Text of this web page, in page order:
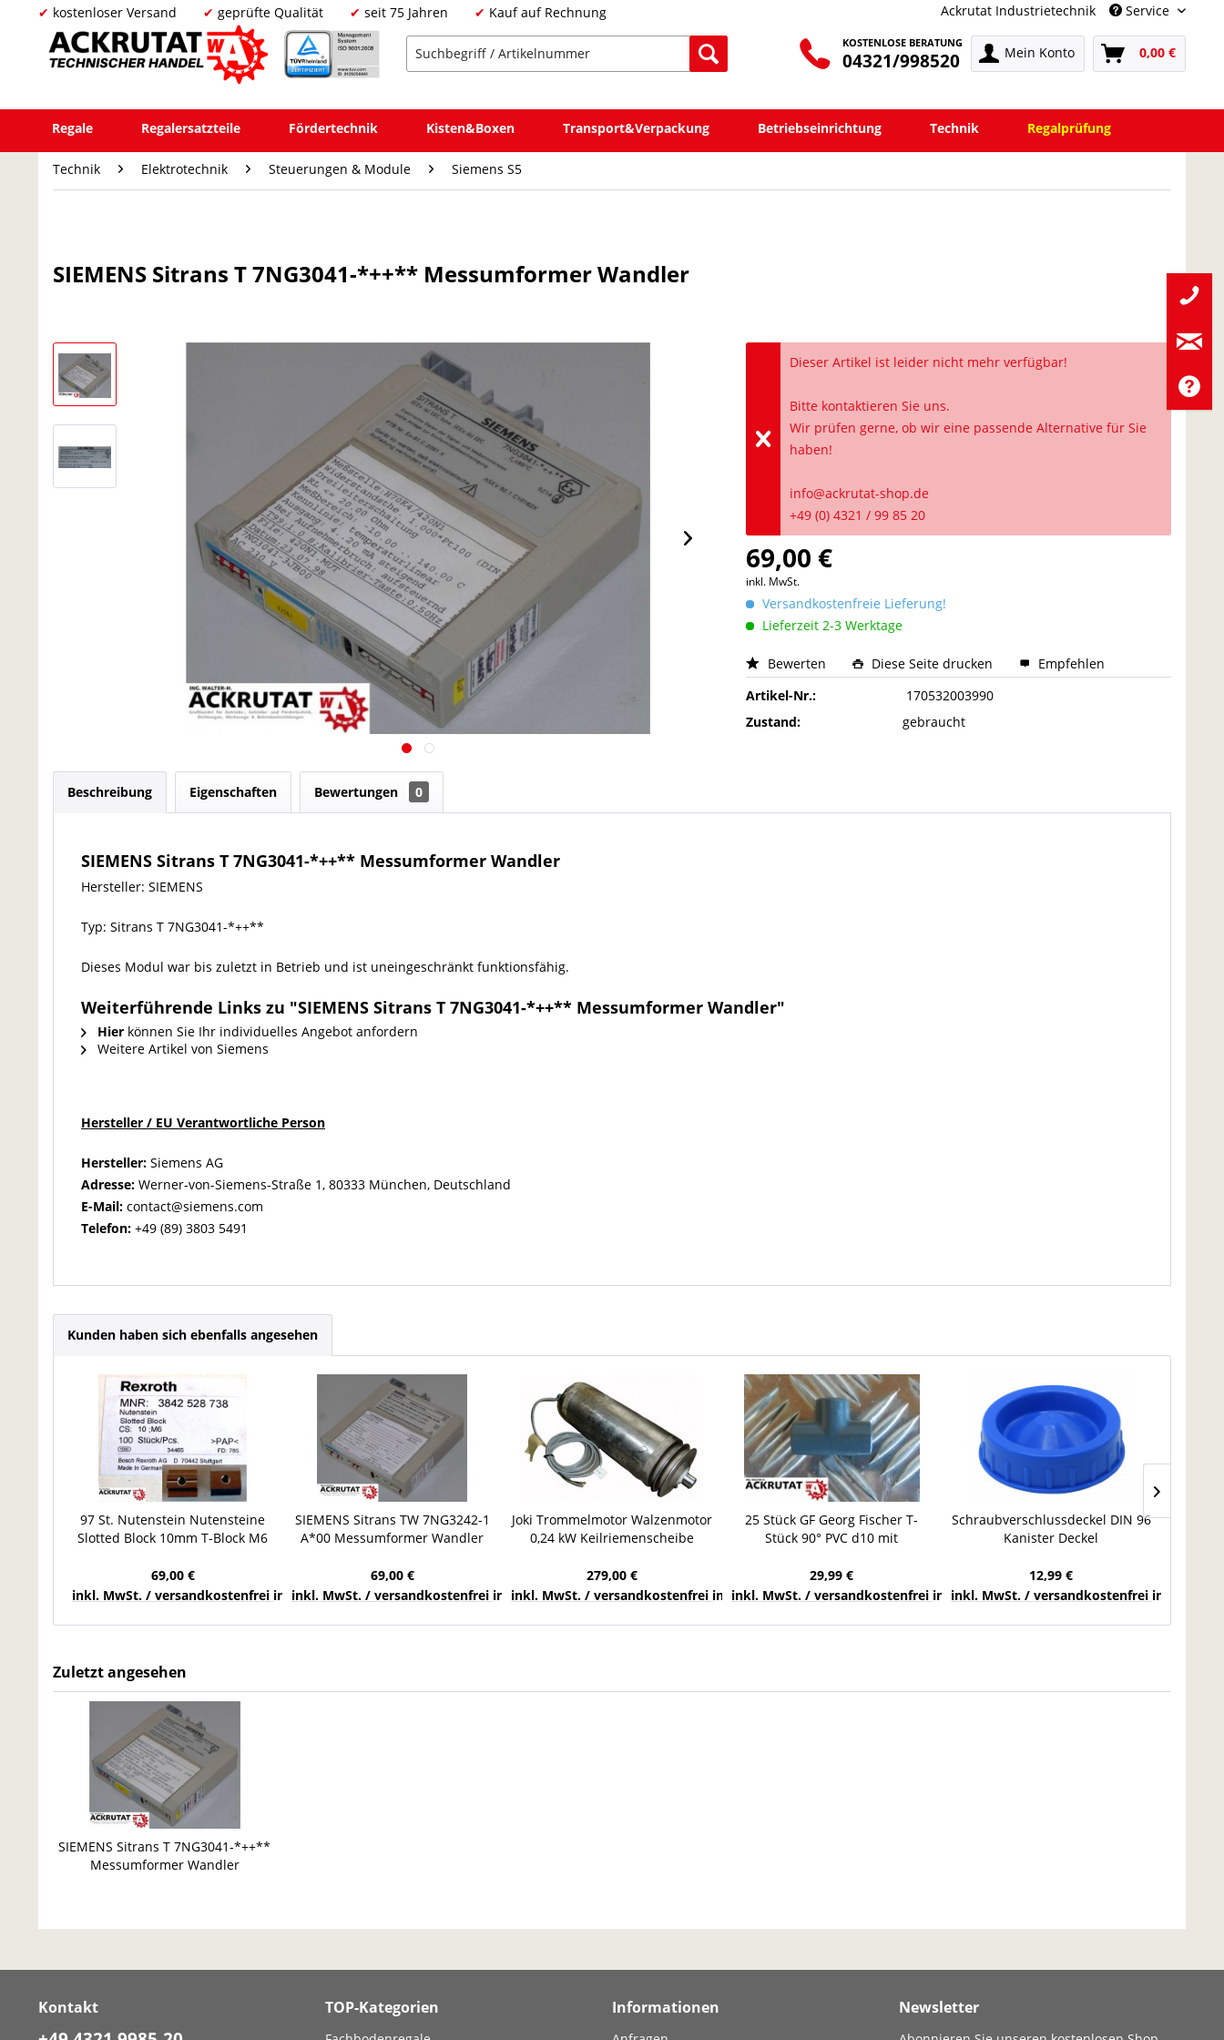
kostenloser Versand geprüfte Qualität seit 75 Jahren Kauf auf Rechnung Ackrutat Industrietechnik Service
KOSTENLOSE BERATUNG
04321/998520 Mein Konto 0,00 €
Regale Regalersatzteile Fördertechnik Kisten&Boxen Transport&Verpackung Betriebseinrichtung Technik Regalprüfung
Technik Elektrotechnik Steuerungen & Module Siemens S5
SIEMENS Sitrans T 7NG3041-*++** Messumformer Wandler
Dieser Artikel ist leider nicht mehr verfügbar!
Bitte kontaktieren Sie uns.
Wir prüfen gerne, ob wir eine passende Alternative für Sie
haben!
info@ackrutat-shop.de
+49 (0) 4321 / 99 85 20
69,00 €
inkl. MwSt.
Versandkostenfreie Lieferung!
Lieferzeit 2-3 Werktage
Bewerten Diese Seite drucken
Empfehlen
Artikel-Nr.:
170532003990
Zustand:
gebraucht
Beschreibung Eigenschaften Bewertungen 0
SIEMENS Sitrans T 7NG3041-*++** Messumformer Wandler
Hersteller: SIEMENS
Typ: Sitrans T 7NG3041-*++**
Dieses Modul war bis zuletzt in Betrieb und ist uneingeschränkt funktionsfähig.
Weiterführende Links zu "SIEMENS Sitrans T 7NG3041-*++** Messumformer Wandler"
Hier können Sie Ihr individuelles Angebot anfordern
Weitere Artikel von Siemens
Hersteller / EU Verantwortliche Person
Hersteller: Siemens AG
Adresse: Werner-von-Siemens-Straße 1, 80333 München, Deutschland
E-Mail: contact@siemens.com
Telefon: +49 (89) 3803 5491
Kunden haben sich ebenfalls angesehen
97 St. Nutenstein Nutensteine
Slotted Block 10mm T-Block M6
69,00 €
inkl. MwSt. / versandkostenfrei innerhalb Deutschlands
SIEMENS Sitrans TW 7NG3242-1
A*00 Messumformer Wandler
69,00 €
inkl. MwSt. / versandkostenfrei innerhalb Deutschlands
Joki Trommelmotor Walzenmotor
0,24 kW Keilriemenscheibe
mm
279,00 €
inkl. MwSt. / versandkostenfrei innerhalb Deutschlands
25 Stück GF Georg Fischer T-
Stück 90° PVC d10 mit
29,99 €
inkl. MwSt. / versandkostenfrei innerhalb Deutschlands
Schraubverschlussdeckel DIN 96
Kanister Deckel
100
12,99 €
inkl. MwSt. / versandkostenfrei innerhalb
Zuletzt angesehen
SIEMENS Sitrans T 7NG3041-*++**
Messumformer Wandler
Kontakt TOP-Kategorien Informationen Newsletter